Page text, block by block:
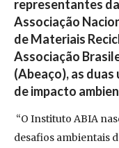
representantes
Associação
de Materiais
Associação
(Abeaço), as
de impacto
“O Instituto ABIA
desafios ambientais